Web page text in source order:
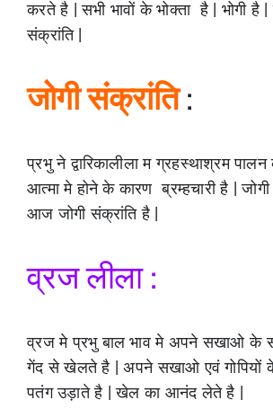
करते है | सभी भावों के भोक्ता है | भोगी है
संक्रांति |
जोगी संक्रांति:
प्रभु ने द्वारिकालीला म ग्रहस्थाश्रम
आत्मा मे होने के कारण ब्रम्हचारी है |
आज जोगी संक्रांति है |
व्रज लीला :
व्रज मे प्रभु बाल भाव मे अपने सखाओ के
गेंद से खेलते है | अपने सखाओ एवं गोपियों
पतंग उड़ाते है | खेल का आनंद लेते है |